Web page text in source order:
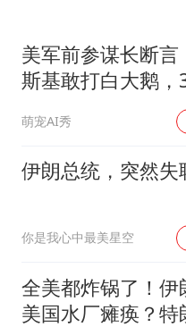
老
白
酒
乐
美军前参谋长断言
斯基敢打白大鹅，
萌宠AI秀
伊朗总统，突然失
你是我心中最美星空
全美都炸锅了！伊
美国水厂瘫痪？特